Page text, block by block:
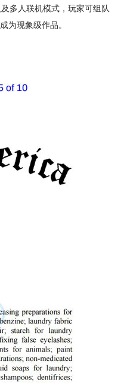
多人联机模式，玩家可组队
为现象级作品。